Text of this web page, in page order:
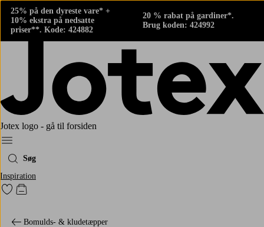
25% på den dyreste vare* +
10% ekstra på nedsatte
priser**. Kode: 424882
20 % rabat på gardiner*.
Brug koden: 424992
Jotex logo - gå til forsiden
Menu
Søg
Inspiration
Gå til favoritmarkerede produkter
Gå til indkøbskurven
Bomulds- & kludetæpper